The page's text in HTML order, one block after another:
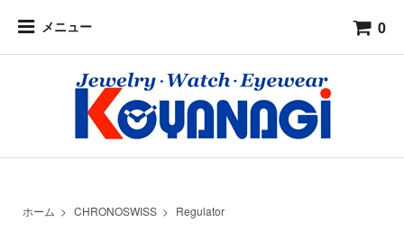
メニュー 0
ホーム > CHRONOSWISS > Regulator